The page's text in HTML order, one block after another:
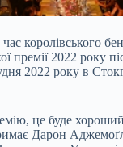
королівського
премії 2022 року
2022 року в
це буде
Дарон